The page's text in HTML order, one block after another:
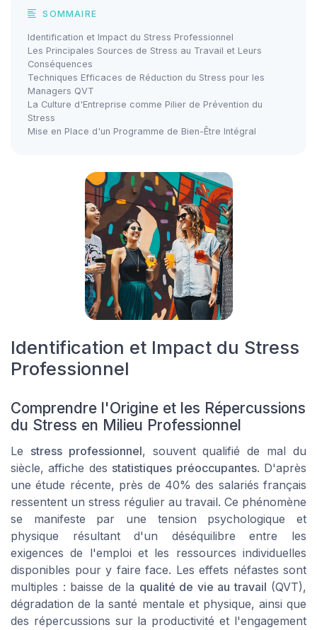
SOMMAIRE
Identification et Impact du Stress Professionnel
Les Principales Sources de Stress au Travail et Leurs
Conséquences
Techniques Efficaces de Réduction du Stress pour les
Managers QVT
La Culture d'Entreprise comme Pilier de Prévention du
Stress
Mise en Place d'un Programme de Bien-Être Intégral
Identification et Impact du Stress
Professionnel
Comprendre l'Origine et les Répercussions
du Stress en Milieu Professionnel
Le stress professionnel, souvent qualifié de mal du
siècle, affiche des statistiques préoccupantes. D'après
une étude récente, près de 40% des salariés français
ressentent un stress régulier au travail. Ce phénomène
se manifeste par une tension psychologique et
physique résultant d'un déséquilibre entre les
exigences de l'emploi et les ressources individuelles
disponibles pour y faire face. Les effets néfastes sont
multiples : baisse de la qualité de vie au travail (QVT),
dégradation de la santé mentale et physique, ainsi que
des répercussions sur la productivité et l'engagement